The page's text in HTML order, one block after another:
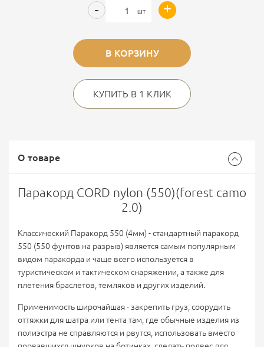
шт +
-
В КОРЗИНУ
КУПИТЬ В 1 КЛИК
О товаре
Паракорд CORD nylon (550)(forest camo
2.0)
Классический Паракорд 550 (4мм) - cтандартный паракорд
550 (550 фунтов на разрыв) является самым популярным
видом паракорда и чаще всего используется в
туристическом и тактическом снаряжении, а также для
плетения браслетов, темляков и других изделий.
Применимость широчайшая - закрепить груз, соорудить
оттяжки для шатра или тента там, где обычные изделия из
полиэстра не справляются и рвутся, использовать вместо